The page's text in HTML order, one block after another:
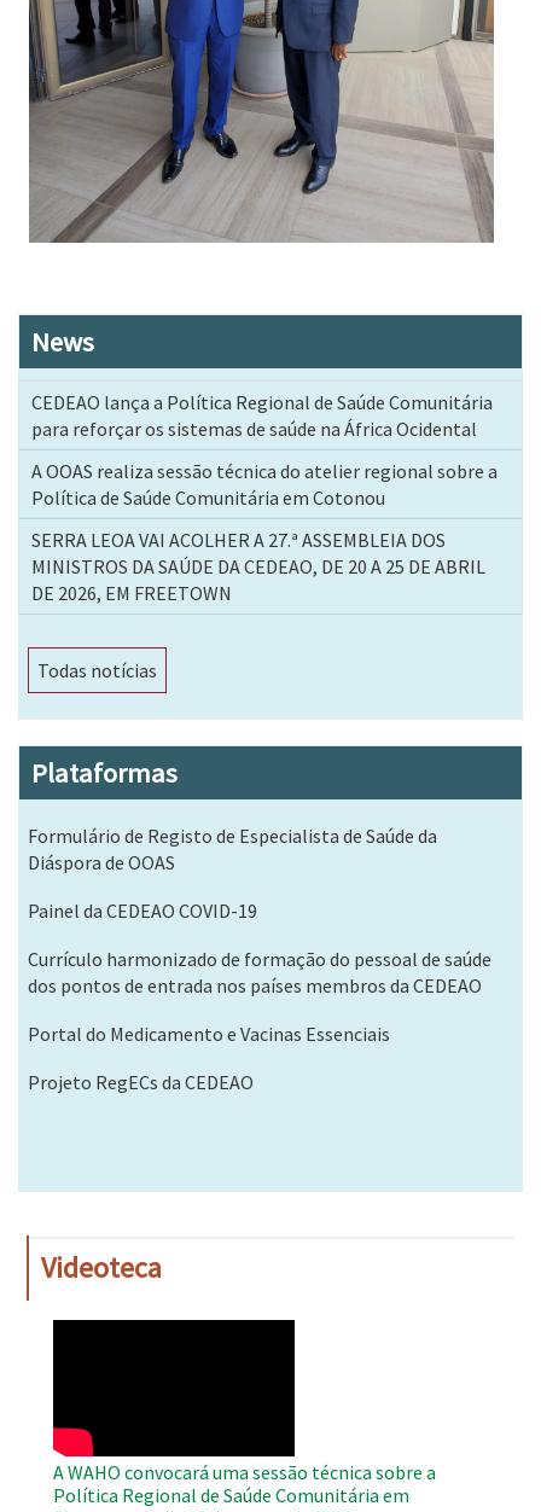
News
CEDEAO lança a Política Regional de Saúde Comunitária
para reforçar os sistemas de saúde na África Ocidental
A OOAS realiza sessão técnica do atelier regional sobre a
Política de Saúde Comunitária em Cotonou
SERRA LEOA VAI ACOLHER A 27.ª ASSEMBLEIA DOS
MINISTROS DA SAÚDE DA CEDEAO, DE 20 A 25 DE ABRIL
DE 2026, EM FREETOWN
Todas notícias
Plataformas
Formulário de Registo de Especialista de Saúde da
Diáspora de OOAS
Painel da CEDEAO COVID-19
Currículo harmonizado de formação do pessoal de saúde
dos pontos de entrada nos países membros da CEDEAO
Portal do Medicamento e Vacinas Essenciais
Projeto RegECs da CEDEAO
Videoteca
A WAHO convocará uma sessão técnica sobre a
Política Regional de Saúde Comunitária em